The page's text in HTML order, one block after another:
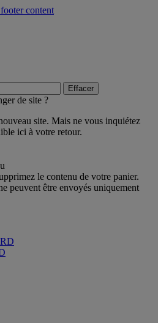
content
Effacer
de site ?
site. Mais ne vous inquiétez
ici à votre retour.
le contenu de votre panier.
peuvent être envoyés uniquement